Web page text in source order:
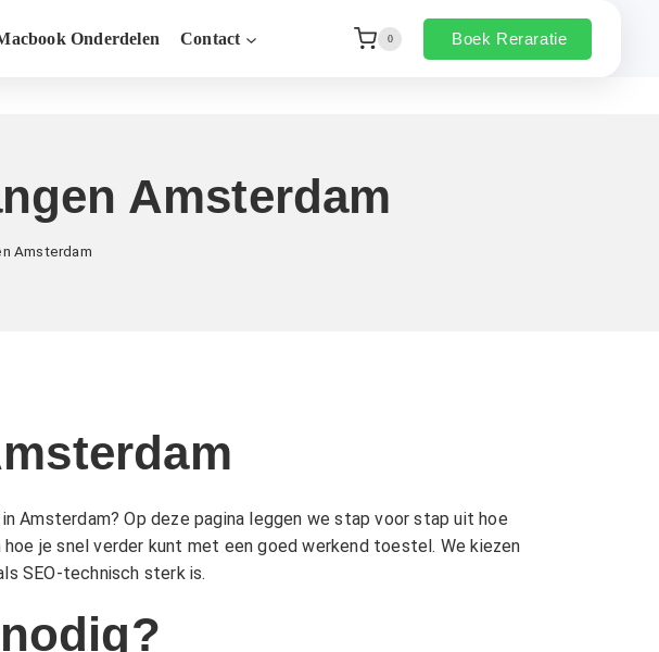
Onderdelen Contact 0 Boek Reraratie
Amsterdam
Amsterdam
Amsterdam? Op deze pagina leggen we stap voor stap uit hoe
je snel verder kunt met een goed werkend toestel. We kiezen
SEO-technisch sterk is.